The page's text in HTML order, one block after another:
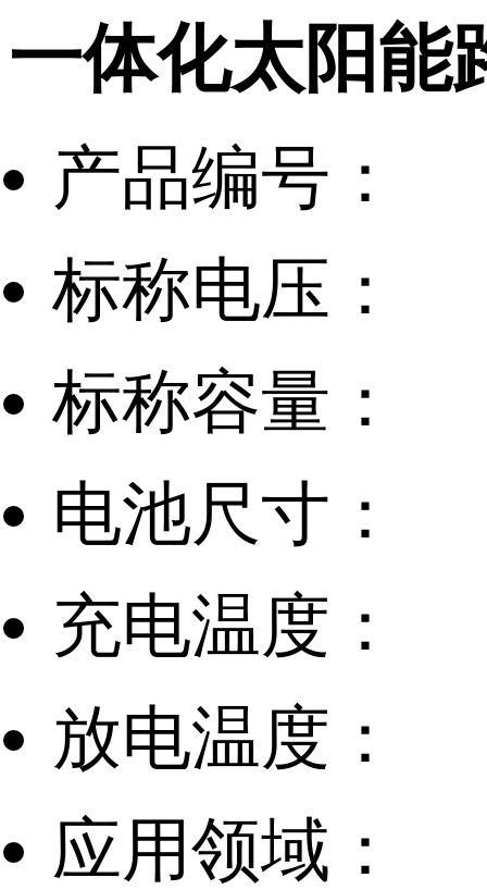
一体化太阳能
产品编号：
标称电压：
标称容量：
电池尺寸：
充电温度：
放电温度：
应用领域：